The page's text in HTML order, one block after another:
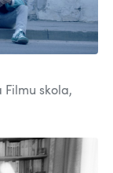
Filmu skola,